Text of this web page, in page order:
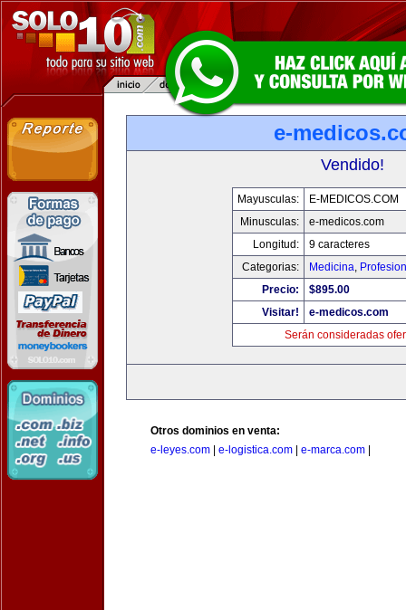
e-
Vendido!
Mayusculas:
E-MEDICOS.COM
Minusculas:
e-medicos.com
Longitud:
9 caracteres
Categorias:
Medicina,
Precio:
$895.00
Visitar!
e-medicos.com
Serán consideradas
Otros dominios en venta:
e-leyes.com
e-logistica.com e-marca.com